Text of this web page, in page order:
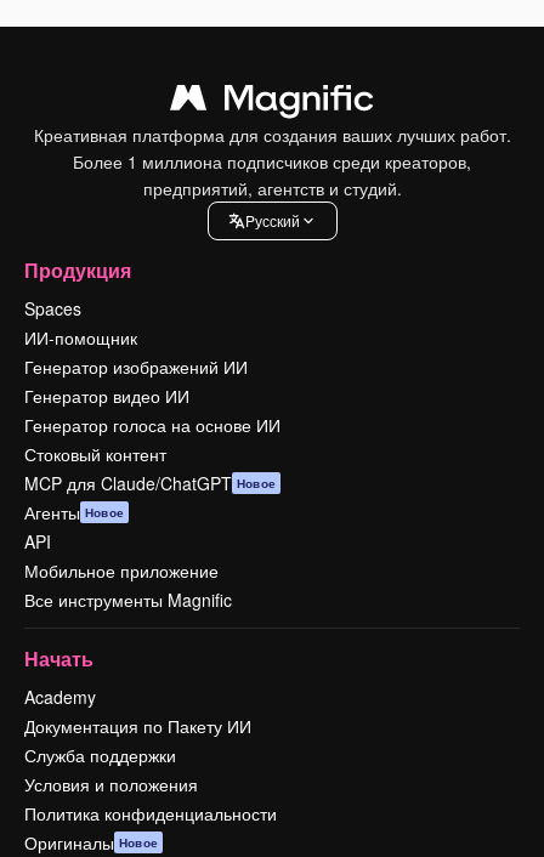
Креативная платформа для создания ваших лучших работ.
Более 1 миллиона подписчиков среди креаторов,
предприятий, агентств и студий.
Pусский
Продукция
Spaces
ИИ-помощник
Генератор изображений ИИ
Генератор видео ИИ
Генератор голоса на основе ИИ
Стоковый контент
MCP для Claude/ChatGPT Новое
Агенты Новое
API
Мобильное приложение
Все инструменты Magnific
Начать
Academy
Документация по Пакету ИИ
Служба поддержки
Условия и положения
Политика конфиденциальности
Оригиналы Новое